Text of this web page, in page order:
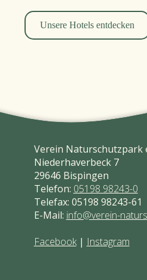
Unsere Hotels entdecken
Verein Naturschutzpark
Niederhaverbeck 7
29646 Bispingen
Telefon: 05198 98243-0
Telefax: 05198 98243-61
E-Mail: info@verein-
Facebook| Instagram